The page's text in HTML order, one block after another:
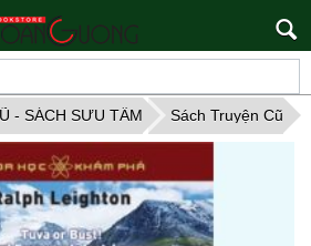
kiếm
- SÁCH SƯU TẦM Sách Truyện Cũ